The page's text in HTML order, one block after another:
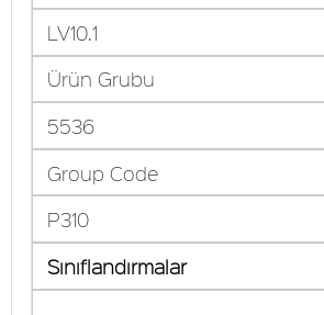
LV10.1
Ürün Grubu
5536
Group Code
P310
Sınıflandırmalar